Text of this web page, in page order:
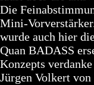
Die
Mini-
wurde auch hier
Quan BADASS
Konzepts
Jürgen Volkert